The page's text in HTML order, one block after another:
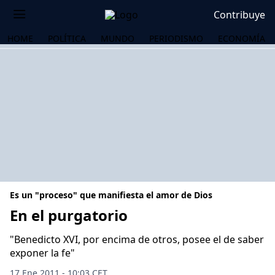
Contribuye
HOME POLÍTICA MUNDO PERIODISMO ECONOMÍA
Es un "proceso" que manifiesta el amor de Dios
En el purgatorio
"Benedicto XVI, por encima de otros, posee el de saber
exponer la fe"